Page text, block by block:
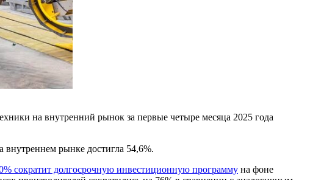
на внутренний рынок за первые четыре месяца 2025 года
внутреннем рынке достигла 54,6%.
сократит долгосрочную инвестиционную программу на фоне